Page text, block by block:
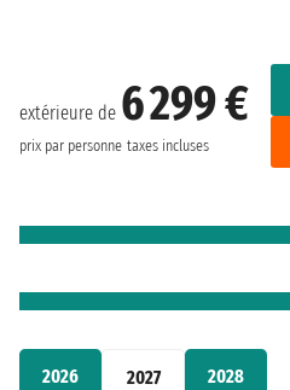
2026 2027 2028
extérieure de 6 299 €
prix par personne taxes incluses